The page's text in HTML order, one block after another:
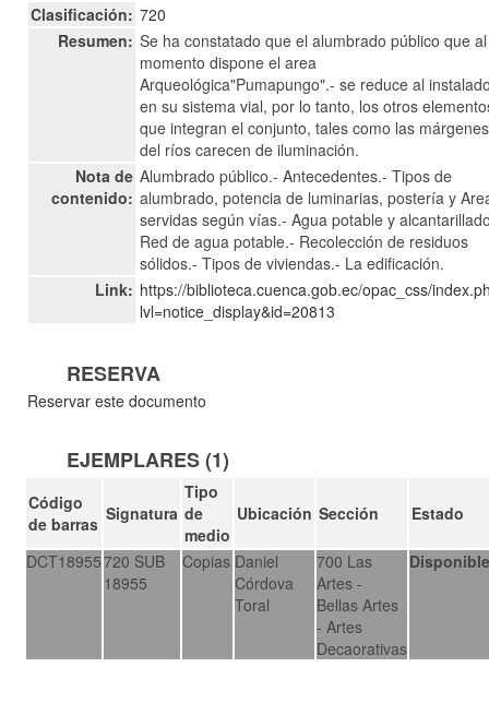
Clasificación: 720
Resumen: Se ha constatado que el alumbrado público que al
momento dispone el area
Arqueológica"Pumapungo".- se reduce al
en su sistema vial, por lo tanto, los otros
que integran el conjunto, tales como las márgenes
del ríos carecen de iluminación.
Nota de
contenido:
Alumbrado público.- Antecedentes.- Tipos de
alumbrado, potencia de luminarias, postería y
servidas según vías.- Agua potable y
Red de agua potable.- Recolección de residuos
sólidos.- Tipos de viviendas.- La edificación.
Link: https://biblioteca.cuenca.gob.ec/opac_css/
lvl=notice_display&id=20813
RESERVA
Reservar este documento
EJEMPLARES (1)
Código
de barras Signatura
Tipo
de
medio
Ubicación Sección Estado
DCT18955720 SUB
18955
Copias Daniel
Córdova
Toral
700 Las
Artes -
Bellas Artes
- Artes
Decaorativas